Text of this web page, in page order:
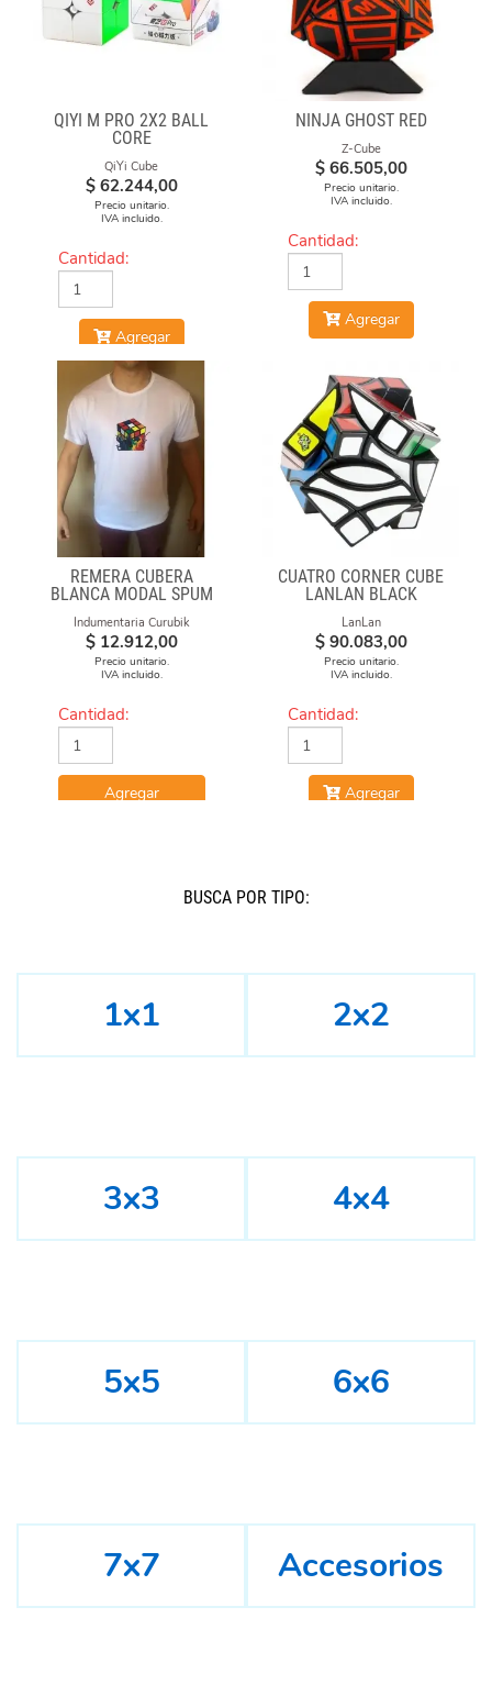
QIYI M PRO 2X2 BALL
CORE
QiYi Cube
$ 62.244,00
Precio unitario.
IVA incluido.
Cantidad:
Agregar
NINJA GHOST RED
Z-Cube
$ 66.505,00
Precio unitario.
IVA incluido.
Cantidad:
Agregar
REMERA CUBERA
BLANCA MODAL SPUM
CUBO FUEGO
Indumentaria Curubik
$ 12.912,00
Precio unitario.
IVA incluido.
Cantidad:
Agregar
CUATRO CORNER CUBE
LANLAN BLACK
LanLan
$ 90.083,00
Precio unitario.
IVA incluido.
Cantidad:
Agregar
BUSCÁ POR TIPO:
1x1 2x2
3x3 4x4
5x5 6x6
7x7 Accesorios